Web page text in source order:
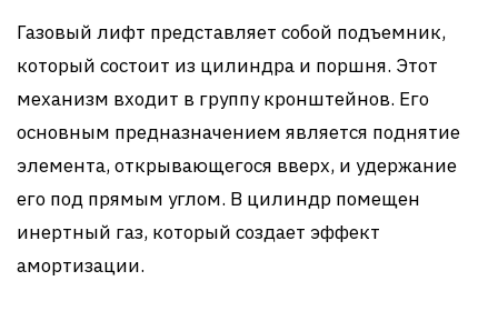
Газовый лифт представляет собой подъемник,
который состоит из цилиндра и поршня. Этот
механизм входит в группу кронштейнов. Его
основным предназначением является поднятие
элемента, открывающегося вверх, и удержание
его под прямым углом. В цилиндр помещен
инертный газ, который создает эффект
амортизации.